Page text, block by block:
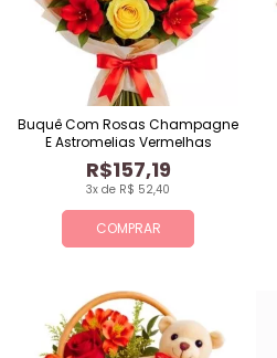
COMPRAR
3x de R$ 52,40
R$157,19
Buquê Com Rosas Champagne
E Astromelias Vermelhas